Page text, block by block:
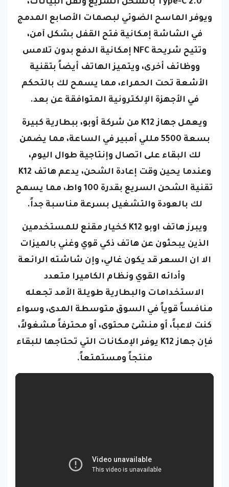
Type-C 2.0 بالشحن السريع ونقل البيانات،
ويوفر الماسح الضوئي لبصمات الأصابع المدمج
في الشاشة إمكانية فتح القفل بشكل آمن،
وتتيح شريحة NFC إمكانية الدفع بدون تلامس
ووظائف أخرى، ويتميز الهاتف أيضاً بتقنية
الأشعة تحت الحمراء، مما يسمح لك بالتحكم
في الأجهزة الإلكترونية المتوافقة عن بعد.
ويعمل جهاز K12 من شركة أوبو، ببطارية كبيرة
بسعة 5500 مللي أمبير في الساعة، مما يضمن
لك البقاء على اتصال وإنتاجية طوال اليوم،
وعندما يحين وقت إعادة الشحن، يدعم هاتف K12
تقنية الشحن السريع بقدرة 100 واط، مما يسمح
لك بالعودة والتشغيل بسرعة مناسبة جداً.
ويبرز هاتف اوبو K12 كخيار مقنع للمستخدمين
الذين يبحثون عن هاتف ذكي قوي وغني بالميزات
الا ان السعر قد يكون غالي، وإن شاشته الرائعة
وأدائه القوي ونظام الكاميرا متعدد
الاستخدامات والبطارية طويلة الأمد تجعله
منافساً قوياً في السوق متوسطة المدى، وسواء
كنت لاعباً، أو منشئ محتوى، أو محترفاً مشغولاً،
فإن جهاز K12 يوفر الإمكانات التي تحتاجها للبقاء
منتجاً ومستمتعاً.